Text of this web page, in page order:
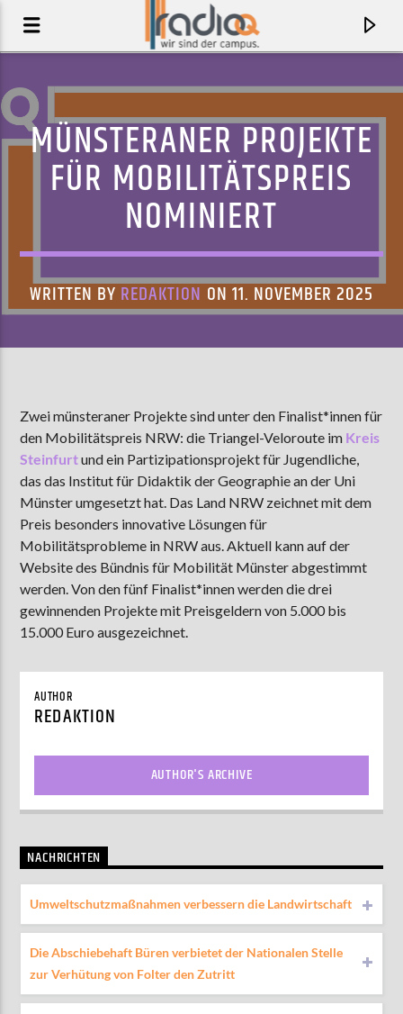
AKTUELLE SENDUNG
MOEBIUS
00:00 18:00
ZU HÖREN INMünster90,9 MHzSteinfurt103,9 MHz
MÜNSTERANER PROJEKTE
FÜR MOBILITÄTSPREIS
NOMINIERT
WRITTEN BY REDAKTION ON 11. NOVEMBER 2025
Zwei münsteraner Projekte sind unter den Finalist*innen für
den Mobilitätspreis NRW: die Triangel-Veloroute im Kreis
Steinfurtund ein Partizipationsprojekt für Jugendliche,
das das Institut für Didaktik der Geographie an der Uni
Münster umgesetzt hat. Das Land NRW zeichnet mit dem
Preis besonders innovative Lösungen für
Mobilitätsprobleme in NRW aus. Aktuell kann auf der
Website des Bündnis für Mobilität Münster abgestimmt
werden. Von den fünf Finalist*innen werden die drei
gewinnenden Projekte mit Preisgeldern von 5.000 bis
15.000 Euro ausgezeichnet.
AUTHOR
REDAKTION
AUTHOR'S ARCHIVE
NACHRICHTEN
Umweltschutzmaßnahmen verbessern die Landwirtschaft
Die Abschiebehaft Büren verbietet der Nationalen Stelle
zur Verhütung von Folter den Zutritt